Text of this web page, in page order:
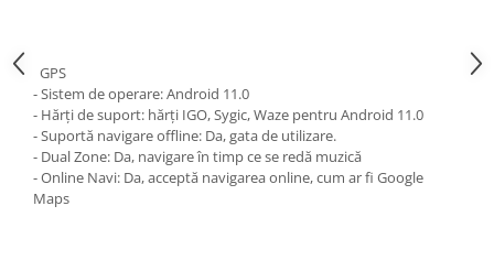
GPS
- Sistem de operare: Android 11.0
- Hărți de suport: hărți IGO, Sygic, Waze pentru Android 11.0
- Suportă navigare offline: Da, gata de utilizare.
- Dual Zone: Da, navigare în timp ce se redă muzică
- Online Navi: Da, acceptă navigarea online, cum ar fi Google
Maps